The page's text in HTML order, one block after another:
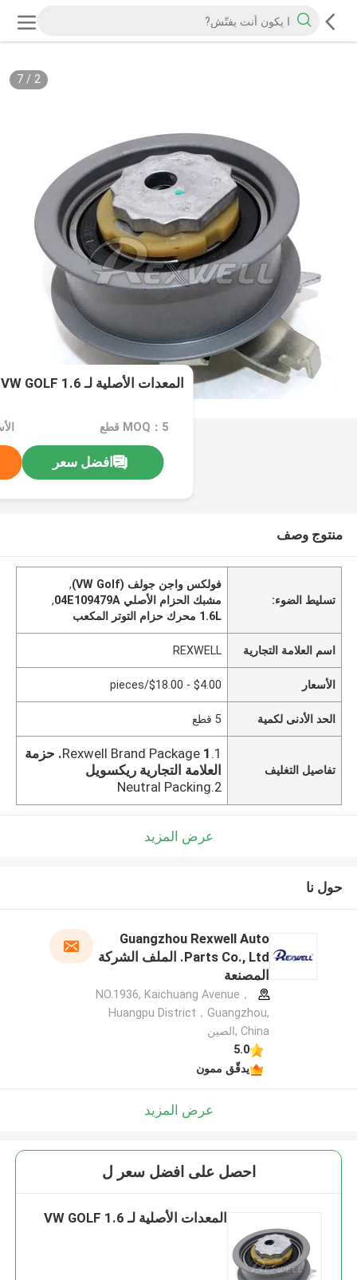
2
/
7
المعدات الأصلية لـ VW GOLF 1.6
MOQ：5 قطع
افضل سعر
منتوج وصف
تسليط الضوء:
فولكس واجن جولف (VW Golf)
,
مشبك الحزام الأصلي 04E109479A
,
1.6L محرك حزام التوتر المكعب
اسم العلامة التجارية REXWELL
الأسعار $4.00 - $18.00/pieces
الحد الأدنى لكمية 5 قطع
تفاصيل التغليف
1.Rexwell Brand Package
1. حزمة
العلامة التجارية ريكسويل
2.Neutral Packing
عرض المزيد
حول نا
Guangzhou Rexwell Auto
Parts Co., Ltd. الملف الشركة
المصنعة
NO.1936, Kaichuang Avenue，
Huangpu District，Guangzhou,
China ,الصين
5.0
يدقّق ممون
عرض المزيد
احصل على افضل سعر ل
المعدات الأصلية لـ VW GOLF 1.6